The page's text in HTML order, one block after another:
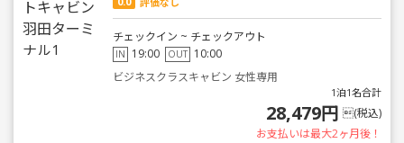
チェックイン ~ チェックアウト
IN 19:00 OUT 10:00
ビジネスクラスキャビン 女性専用
1泊1名合計
28,479円 (税込)
お支払いは最大2ヶ月後！